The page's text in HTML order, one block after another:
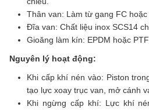
Thân van: Làm từ gang FC hoặc
Đĩa van: Chất liệu inox SCS14
Gioăng làm kín: EPDM hoặc
Nguyên lý hoạt động:
Khi cấp khí nén vào: Piston
tạo lực xoay trục van, mở cánh
Khi ngừng cấp khí: Lực khí